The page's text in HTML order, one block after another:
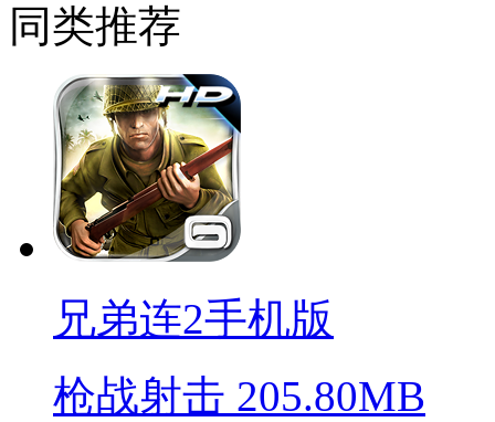
同类推荐
兄弟连2手机版
枪战射击 205.80MB